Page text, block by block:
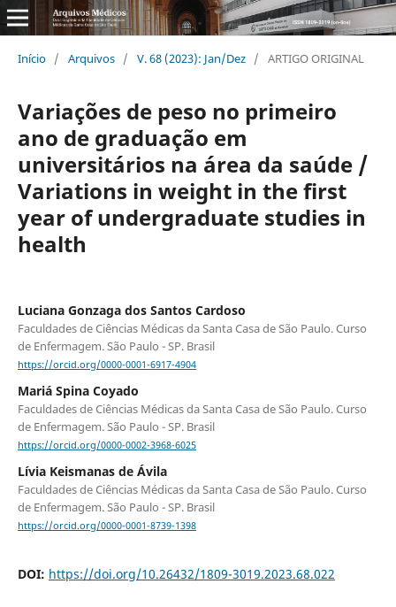
Início / Arquivos / V. 68 (2023): Jan/Dez / ARTIGO ORIGINAL
Variações de peso no primeiro
ano de graduação em
universitários na área da saúde /
Variations in weight in the first
year of undergraduate studies in
health
Luciana Gonzaga dos Santos Cardoso
Faculdades de Ciências Médicas da Santa Casa de São Paulo. Curso
de Enfermagem. São Paulo - SP. Brasil
https://orcid.org/0000-0001-6917-4904
Mariá Spina Coyado
Faculdades de Ciências Médicas da Santa Casa de São Paulo. Curso
de Enfermagem. São Paulo - SP. Brasil
https://orcid.org/0000-0002-3968-6025
Lívia Keismanas de Ávila
Faculdades de Ciências Médicas da Santa Casa de São Paulo. Curso
de Enfermagem. São Paulo - SP. Brasil
https://orcid.org/0000-0001-8739-1398
DOI: https://doi.org/10.26432/1809-3019.2023.68.022